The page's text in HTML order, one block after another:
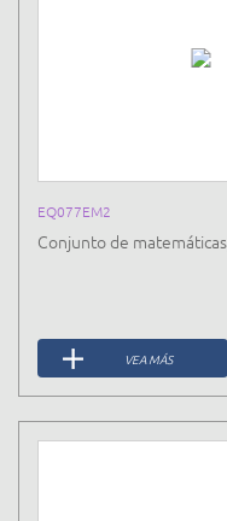
EQ077EM2
Conjunto de
VEA MÁS